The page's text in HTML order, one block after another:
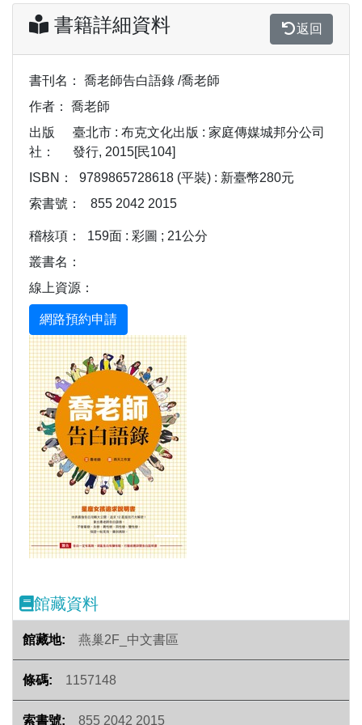
書籍詳細資料 返回
書刊名：
喬老師告白語錄 /喬老師
作者：
喬老師
出版
社：
臺北市 : 布克文化出版 : 家庭傳媒城邦分公司
發行, 2015[民104]
ISBN：
9789865728618 (平裝) : 新臺幣280元
索書號：
855 2042 2015
稽核項：
159面 : 彩圖 ; 21公分
叢書名：
線上資源：
Previous
館藏資料
燕巢2F_中文書區
1157148
855 2042 2015